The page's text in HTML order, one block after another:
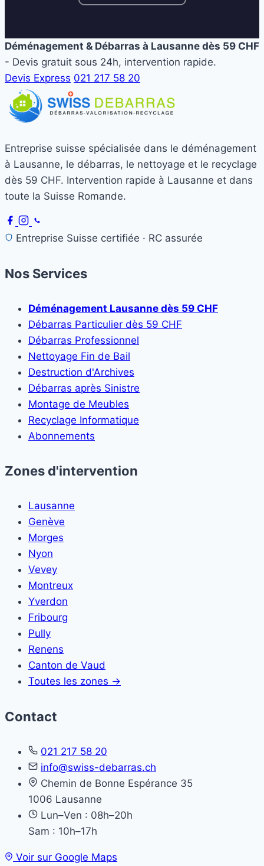
Déménagement & Débarras à Lausanne dès 59 CHF
- Devis gratuit sous 24h, intervention rapide.
Devis Express 021 217 58 20
Entreprise suisse spécialisée dans le déménagement
à Lausanne, le débarras, le nettoyage et le recyclage
dès 59 CHF. Intervention rapide à Lausanne et dans
toute la Suisse Romande.
Entreprise Suisse certifiée · RC assurée
Nos Services
Déménagement Lausanne dès 59 CHF
Débarras Particulier dès 59 CHF
Débarras Professionnel
Nettoyage Fin de Bail
Destruction d'Archives
Débarras après Sinistre
Montage de Meubles
Recyclage Informatique
Abonnements
Zones d'intervention
Lausanne
Genève
Morges
Nyon
Vevey
Montreux
Yverdon
Fribourg
Pully
Renens
Canton de Vaud
Toutes les zones →
Contact
021 217 58 20
info@swiss-debarras.ch
Chemin de Bonne Espérance 35
1006 Lausanne
Lun–Ven : 08h–20h
Sam : 10h–17h
Voir sur Google Maps